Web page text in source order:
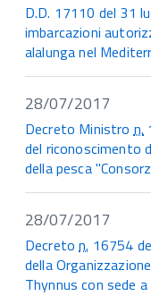
D.D. 17110 del 31
imbarcazioni
alalunga nel
28/07/2017
Decreto Ministron.
del riconoscimento
della pesca
28/07/2017
Decreton. 16754
della
Thynnus con sede a